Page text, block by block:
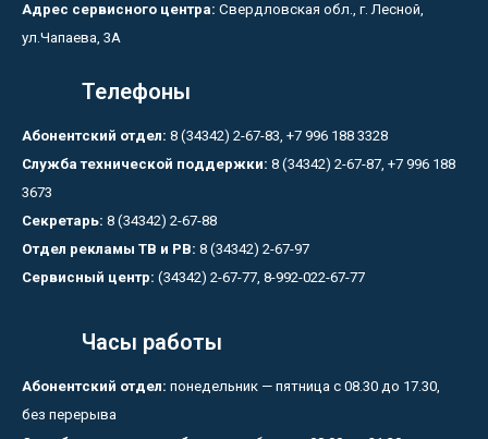
Адрес сервисного центра: Свердловская обл., г. Лесной,
ул.Чапаева, 3А
Телефоны
Абонентский отдел: 8 (34342) 2-67-83, +7 996 188 3328
Служба технической поддержки: 8 (34342) 2-67-87, +7 996 188
3673
Секретарь: 8 (34342) 2-67-88
Отдел рекламы ТВ и РВ: 8 (34342) 2-67-97
Сервисный центр: (34342) 2-67-77, 8-992-022-67-77
Часы работы
Абонентский отдел: понедельник — пятница с 08.30 до 17.30,
без перерыва